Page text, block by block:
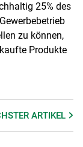
25% des
zu können,
Produkte
ARTIKEL